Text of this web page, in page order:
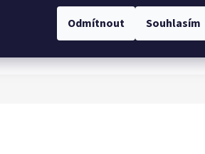
Odmítnout Souhlasím